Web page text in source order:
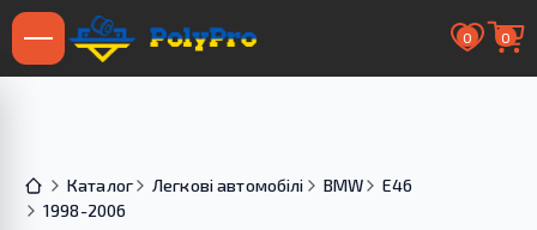
0 0
Каталог Легкові автомобілі BMW
E46
1998-2006